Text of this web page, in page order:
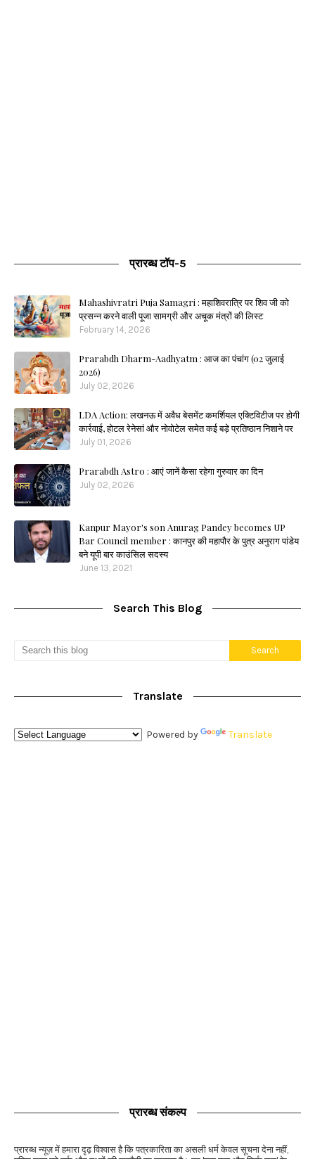
प्रारब्ध टॉप-5
Mahashivratri Puja Samagri : महाशिवरात्रि पर शिव जी को
प्रसन्न करने वाली पूजा सामग्री और अचूक मंत्रों की लिस्ट
February 14, 2026
Prarabdh Dharm-Aadhyatm : आज का पंचांग (02 जुलाई
2026)
July 02, 2026
LDA Action: लखनऊ में अवैध बेसमेंट कमर्शियल एक्टिविटीज पर होगी
कार्रवाई, होटल रेनेसां और नोवोटेल समेत कई बड़े प्रतिष्ठान निशाने पर
July 01, 2026
Prarabdh Astro : आएं जानें कैसा रहेगा गुरुवार का दिन
July 02, 2026
Kanpur Mayor's son Anurag Pandey becomes UP
Bar Council member : कानपुर की महापौर के पुत्र अनुराग पांडेय
बने यूपी बार काउंसिल सदस्य
June 13, 2021
Search This Blog
Translate
Powered by Translate
प्रारब्ध संकल्प
प्रारब्ध न्यूज़ में हमारा दृढ़ विश्वास है कि पत्रकारिता का असली धर्म केवल सूचना देना नहीं,